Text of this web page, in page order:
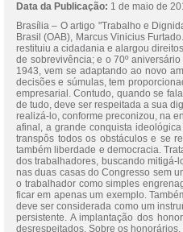
Data da Publicação: 1 de maio de
Brasília – O artigo "Trabalho e
Brasil (OAB), Marcus Vinicius
restituiu a cidadania e alargou
de sobrevivência; e o 70º
1943, vem se adaptando ao novo
decisões e súmulas, tem
empresarial. Contudo, quando se
de tudo, deve ser respeitada a sua
realizá-lo, conforme preconizou, na
afinal, a grande conquista
transpôs todos os obstáculos e se
também liberdade e democracia.
dos trabalhadores, buscando
nas duas casas do Congresso sem
o trabalhador como simples
ficar em apenas um exemplo.
deve ser considerada como um
persistente. A implantação dos
desrespeitados. Sobre os